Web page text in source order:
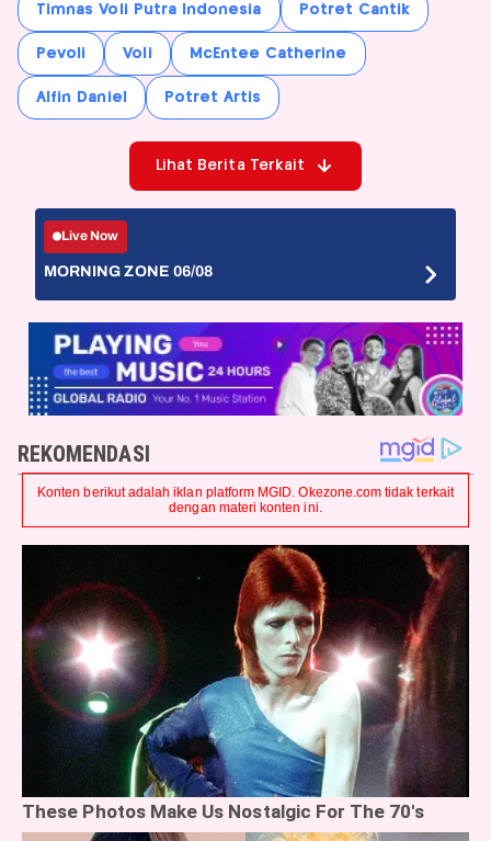
Timnas Voli Putra Indonesia Potret Cantik
Pevoli Voli McEntee Catherine
Alfin Daniel Potret Artis
Lihat Berita Terkait
Live Now
MORNING ZONE 06/08